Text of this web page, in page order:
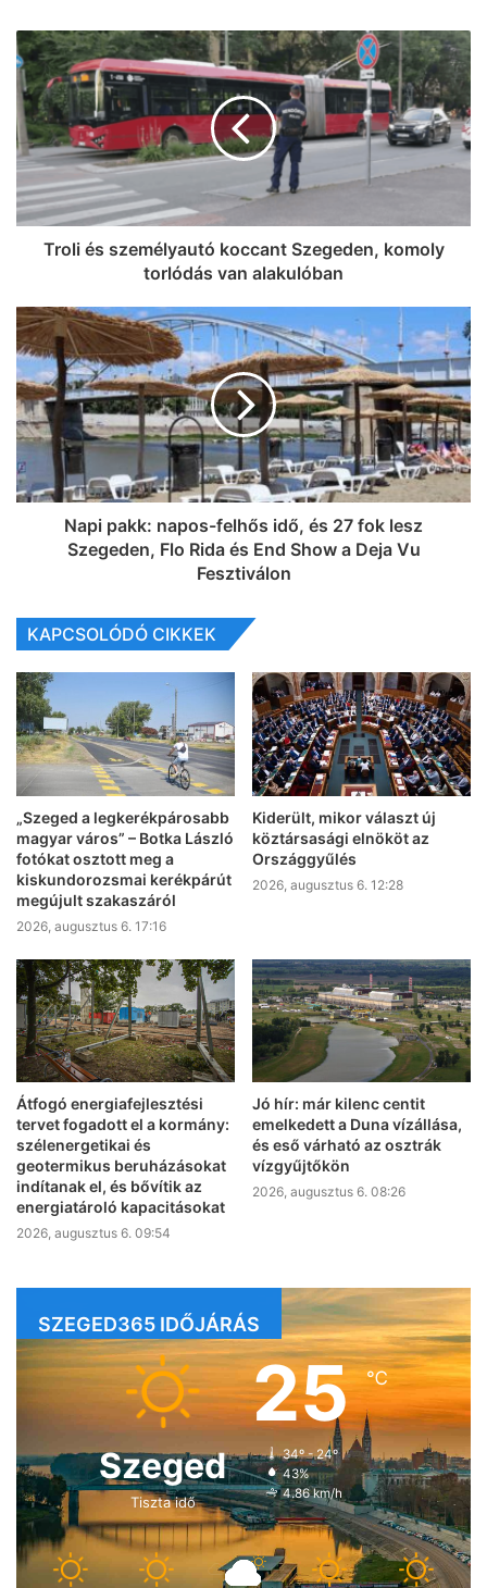
Troli és személyautó koccant Szegeden, komoly
torlódás van alakulóban
Napi pakk: napos-felhős idő, és 27 fok lesz
Szegeden, Flo Rida és End Show a Deja Vu
Fesztiválon
KAPCSOLÓDÓ CIKKEK
„Szeged a legkerékpárosabb
magyar város” – Botka László
fotókat osztott meg a
kiskundorozsmai kerékpárút
megújult szakaszáról
2026, augusztus 6. 17:16
Kiderült, mikor választ új
köztársasági elnököt az
Országgyűlés
2026, augusztus 6. 12:28
Átfogó energiafejlesztési
tervet fogadott el a kormány:
szélenergetikai és
geotermikus beruházásokat
indítanak el, és bővítik az
energiatároló kapacitásokat
2026, augusztus 6. 09:54
Jó hír: már kilenc centit
emelkedett a Duna vízállása,
és eső várható az osztrák
vízgyűjtőkön
2026, augusztus 6. 08:26
SZEGED365 IDŐJÁRÁS
Szeged
Tiszta idő
25℃
34º - 24º
43%
4.86 km/h